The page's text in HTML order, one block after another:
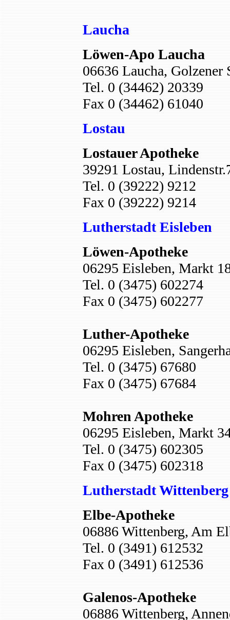
Laucha
Löwen-Apo Laucha
06636 Laucha, Golzener
Tel. 0 (34462) 20339
Fax 0 (34462) 61040
Lostau
Lostauer Apotheke
39291 Lostau,
Tel. 0 (39222) 9212
Fax 0 (39222) 9214
Lutherstadt Eisleben
Löwen-Apotheke
06295 Eisleben, Markt
Tel. 0 (3475) 602274
Fax 0 (3475) 602277
Luther-Apotheke
06295 Eisleben,
Tel. 0 (3475) 67680
Fax 0 (3475) 67684
Mohren Apotheke
06295 Eisleben, Markt
Tel. 0 (3475) 602305
Fax 0 (3475) 602318
Lutherstadt Wittenberg
Elbe-Apotheke
06886 Wittenberg, Am
Tel. 0 (3491) 612532
Fax 0 (3491) 612536
Galenos-Apotheke
06886 Wittenberg,